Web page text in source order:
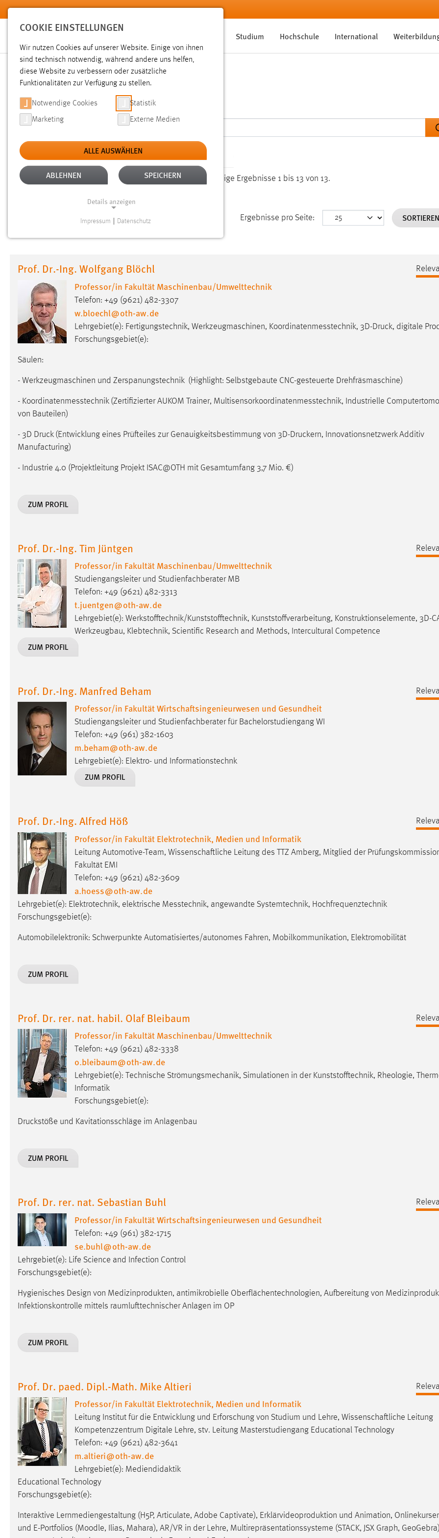
Zum Hauptinhalt springen
Studium Hochschule International
SUCHE
Aktive Filter: TYP: PERSONEN ALLE FILTER ENTFERNEN
Gesucht nach "raum". Es wurden 13 Ergebnisse gefunden. Zeige Ergebnisse 1 bis 13 von 13.
Ergebnisse pro Seite:
Prof. Dr.-Ing. Wolfgang Blöchl
Professor/in Fakultät Maschinenbau/Umwelttechnik
Telefon: +49 (9621) 482-3307
w.bloechl@oth-aw.de
Lehrgebiet(e): Fertigungstechnik, Werkzeugmaschinen, Koordinatenmesstechnik, 3D-Druck, digitale
Forschungsgebiet(e):
Säulen:
- Werkzeugmaschinen und Zerspanungstechnik (Highlight: Selbstgebaute CNC-gesteuerte Drehfräsmaschine)
- Koordinatenmesstechnik (Zertifizierter AUKOM Trainer, Multisensorkoordinatenmesstechnik, Industrielle
von Bauteilen)
- 3D Druck (Entwicklung eines Prüfteiles zur Genauigkeitsbestimmung von 3D-Druckern, Innovationsnetzwerk Additiv
Manufacturing)
- Industrie 4.0 (Projektleitung Projekt ISAC@OTH mit Gesamtumfang 3,7 Mio. €)
ZUM PROFIL
Prof. Dr.-Ing. Tim Jüntgen
Professor/in Fakultät Maschinenbau/Umwelttechnik
Studiengangsleiter und Studienfachberater MB
Telefon: +49 (9621) 482-3313
t.juentgen@oth-aw.de
Lehrgebiet(e): Werkstofftechnik/Kunststofftechnik, Kunststoffverarbeitung, Konstruktionselemente, 3D-
Werkzeugbau, Klebtechnik, Scientific Research and Methods, Intercultural Competence
ZUM PROFIL
Prof. Dr.-Ing. Manfred Beham
Professor/in Fakultät Wirtschaftsingenieurwesen und Gesundheit
Studiengangsleiter und Studienfachberater für Bachelorstudiengang WI
Telefon: +49 (961) 382-1603
m.beham@oth-aw.de
Lehrgebiet(e): Elektro- und Informationstechnk
ZUM PROFIL
Prof. Dr.-Ing. Alfred Höß
Professor/in Fakultät Elektrotechnik, Medien und Informatik
Leitung Automotive-Team, Wissenschaftliche Leitung des TTZ Amberg, Mitglied der
Fakultät EMI
Telefon: +49 (9621) 482-3609
a.hoess@oth-aw.de
Lehrgebiet(e): Elektro­tech­nik, elek­trische Mess­technik, angewandte Systemtechnik, Hochfrequenztechnik
Forschungsgebiet(e):
Automobilelektronik: Schwerpunkte Automatisiertes/autonomes Fahren, Mobilkommunikation, Elektromobilität
ZUM PROFIL
Prof. Dr. rer. nat. habil. Olaf Bleibaum
Professor/in Fakultät Maschinenbau/Umwelttechnik
Telefon: +49 (9621) 482-3338
o.bleibaum@oth-aw.de
Lehrgebiet(e): Technische Strömungsmechanik, Simulationen in der Kunststofftechnik, Rheologie,
Informatik
Forschungsgebiet(e):
Druckstöße und Kavitationsschläge im Anlagenbau
ZUM PROFIL
Prof. Dr. rer. nat. Sebastian Buhl
Professor/in Fakultät Wirtschaftsingenieurwesen und Gesundheit
Telefon: +49 (961) 382-1715
se.buhl@oth-aw.de
Lehrgebiet(e): Life Science and Infection Control
Forschungsgebiet(e):
Hygienisches Design von Medizinprodukten, antimikrobielle Oberflächentechnologien, Aufbereitung von
Infektionskontrolle mittels raumlufttechnischer Anlagen im OP
ZUM PROFIL
Prof. Dr. paed. Dipl.-Math. Mike Altieri
Professor/in Fakultät Elektrotechnik, Medien und Informatik
Leitung Institut für die Entwicklung und Erforschung von Studium und Lehre, Wissenschaftliche Leitung
Kompetenzzentrum Digitale Lehre, stv. Leitung Masterstudiengang Educational Technology
Telefon: +49 (9621) 482-3641
m.altieri@oth-aw.de
Lehrgebiet(e): Mediendidaktik
Educational Technology
Forschungsgebiet(e):
Interaktive Lernmediengestaltung (H5P, Articulate, Adobe Captivate), Erklärvideoproduktion und Animation,
und E-Portfolios (Moodle, Ilias, Mahara), AR/VR in der Lehre, Multirepräsentationssysteme (STACK, JSX Graph,
COOKIE EINSTELLUNGEN
Wir nutzen Cookies auf unserer Website. Einige von ihnen
sind technisch notwendig, während andere uns helfen,
diese Website zu verbessern oder zusätzliche
Funktionalitäten zur Verfügung zu stellen.
Notwendige Cookies Statistik
Marketing Externe Medien
ALLE AUSWÄHLEN
ABLEHNEN SPEICHERN
Details anzeigen
Website erforderlich.
Einverständnis
Name: cookie_consent
Zweck:
Dieser Cookie speichert die
ausgewählten Einverständnis-Optionen
Performance
Name:
Zweck:
Für performante Seitenauslieferung wird
Name:
Cookie Laufzeit: 30 Tage
Chat
Name:
MibewSessionID, MIBEW_UserID,
mibew_locale, mibew-chat-frame-style-
5e9dbeb1811c0446
Sitzungslaufzeit, mibew_locale = 3
Login
Name: fe_user, be_user, be_lastLoginProvider
Zweck:
der Website einloggen zu können.
STATISTIK
Statistik Cookies erfassen Informationen anonym.
Diese Informationen helfen uns zu verstehen, wie
unsere Besucher unsere Website nutzen.
Matomo
Name: _pk_ref, _pk_cvar, _pk_id, _pk_ses
Zweck: Zugriffsstatistik
verwendet, um personalisierte Werbung anzuzeigen.
Sie tun dies, indem sie Besucher über Websites
hinweg verfolgen.
Google Ads
Name: _gcl_au
Zweck: Conversion-Tracking
Anbieter:
Zweck: Conversion-Tracking
Cookie Laufzeit: 3 Monate
EXTERNE MEDIEN
Um Inhalte von Videoplattformen und Social Media
Vimeo
Impressum Datenschutz